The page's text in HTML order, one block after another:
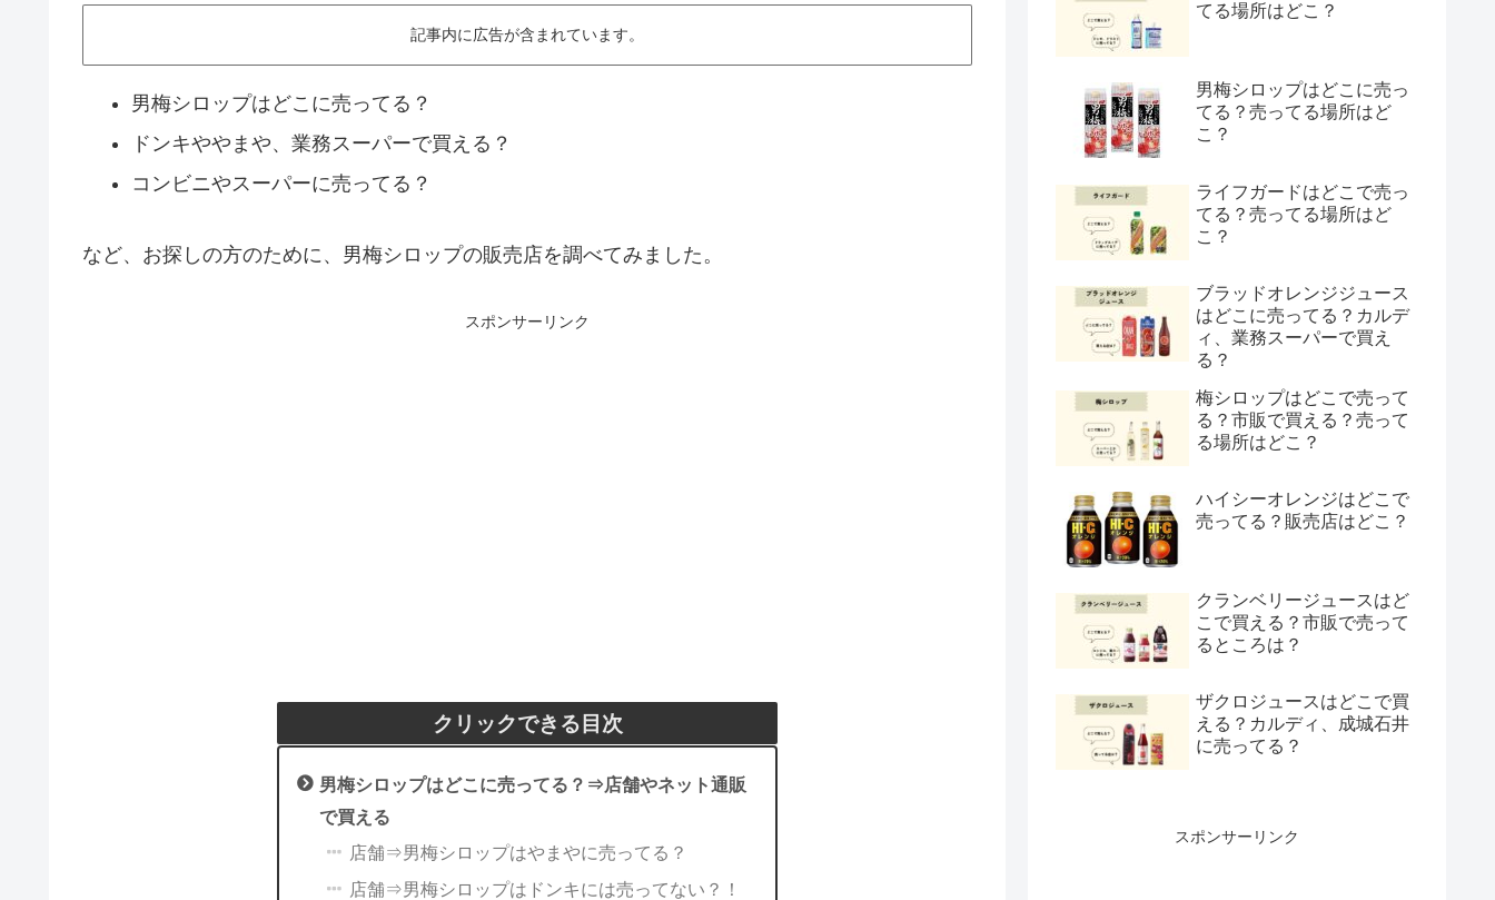
記事内に広告が含まれています。
男梅シロップはどこに売ってる？
ドンキややまや、業務スーパーで買える？
コンビニやスーパーに売ってる？
など、お探しの方のために、男梅シロップの販売店を調べてみました。
スポンサーリンク
クリックできる目次
男梅シロップはどこに売ってる？⇒店舗やネット通販
で買える
店舗⇒男梅シロップはやまやに売ってる？
店舗⇒男梅シロップはドンキには売ってない？！
てる場所はどこ？
男梅シロップはどこに売っ
てる？売ってる場所はど
こ？
ライフガードはどこで売っ
てる？売ってる場所はど
こ？
ブラッドオレンジジュース
はどこに売ってる？カルデ
ィ、業務スーパーで買え
る？
梅シロップはどこで売って
る？市販で買える？売って
る場所はどこ？
ハイシーオレンジはどこで
売ってる？販売店はどこ？
クランベリージュースはど
こで買える？市販で売って
るところは？
ザクロジュースはどこで買
える？カルディ、成城石井
に売ってる？
スポンサーリンク